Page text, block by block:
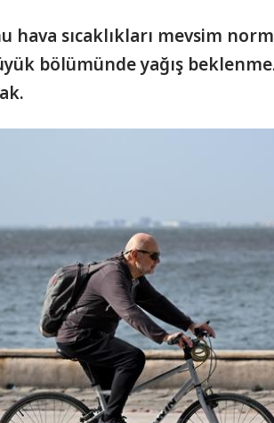
hava sıcaklıkları mevsim
bölümünde yağış